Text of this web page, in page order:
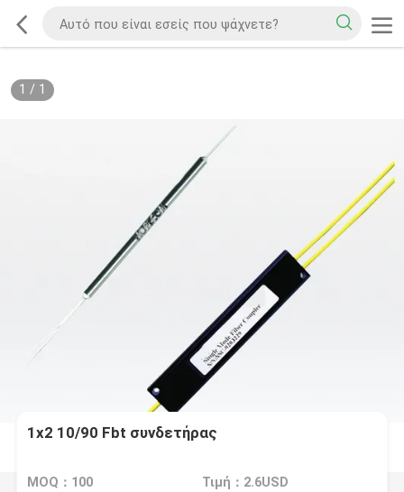
1 / 1
1x2 10/90 Fbt συνδετήρας
MOQ：100 Τιμή：2.6USD